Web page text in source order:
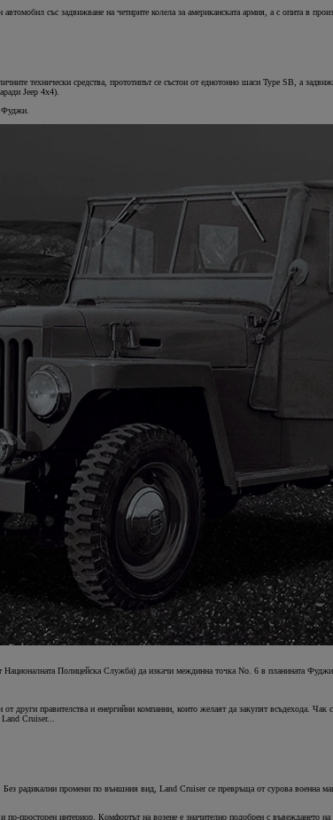
със задвижване на четирите колела за американската армия, а с опита в
технически средства, прототипът се състои от еднотонно шаси Type SB, а
Jeep 4x4).
Фуджи.
Полицейска Служба) да изкачи междинна точка No. 6 в планината
правителства и енергийни компании, които желаят да закупят всъдехода. Чак
Cruiser...
радикални промени по външния вид, Land Cruiser се превръща от сурова военна
интериор. Комфортът на возене е значително подобрен с въвеждането